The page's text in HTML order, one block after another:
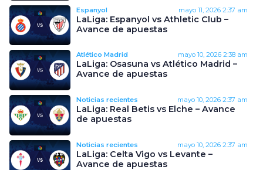
Espanyol mayo 11, 2026 2:37 am
LaLiga: Espanyol vs Athletic Club –
Avance de apuestas
Atlético Madrid mayo 10, 2026 2:38 am
LaLiga: Osasuna vs Atlético Madrid –
Avance de apuestas
Noticias recientes mayo 10, 2026 2:37 am
LaLiga: Real Betis vs Elche – Avance
de apuestas
Noticias recientes mayo 10, 2026 2:37 am
LaLiga: Celta Vigo vs Levante –
Avance de apuestas